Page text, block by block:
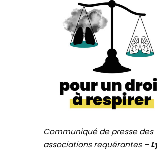
Communiqué de presse des
associations requérantes –